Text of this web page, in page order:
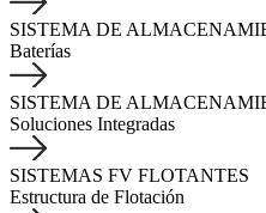
SISTEMA DE
Baterías
SISTEMA DE
Soluciones Integradas
SISTEMAS FV FLOTANTES
Estructura de Flotación